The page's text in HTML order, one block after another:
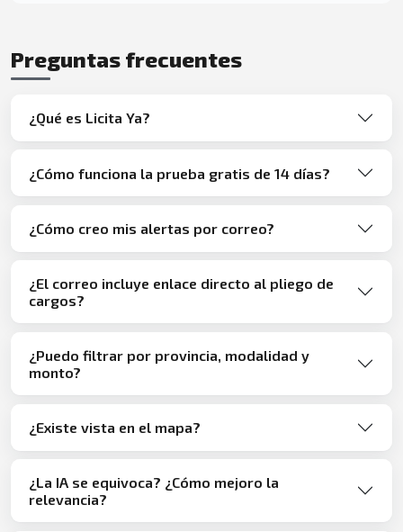
Preguntas frecuentes
¿Qué es Licita Ya?
¿Cómo funciona la prueba gratis de 14 días?
¿Cómo creo mis alertas por correo?
¿El correo incluye enlace directo al pliego de
cargos?
¿Puedo filtrar por provincia, modalidad y
monto?
¿Existe vista en el mapa?
¿La IA se equivoca? ¿Cómo mejoro la
relevancia?